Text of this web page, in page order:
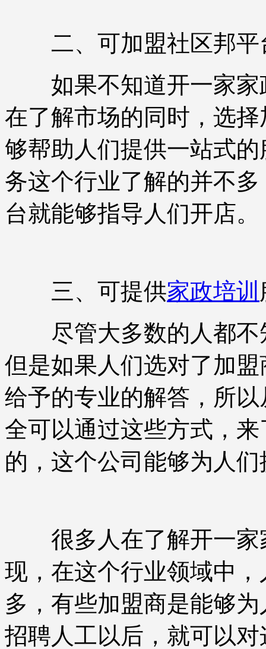
二、可加盟社区邦平
如果不知道开一家家
在了解市场的同时，选
够帮助人们提供一站式
务这个行业了解的并不
台就能够指导人们开店。
三、可提供家政培训
尽管大多数的人都不
但是如果人们选对了加
给予的专业的解答，所
全可以通过这些方式，
的，这个公司能够为人们
很多人在了解开一家
现，在这个行业领域中
多，有些加盟商是能够
招聘人工以后，就可以